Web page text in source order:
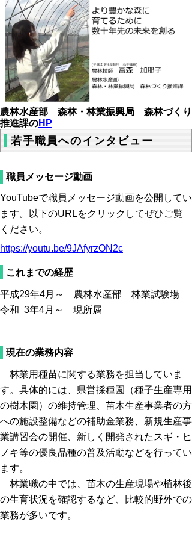
農林水産部 森林・林業振興局 森林づくり
推進課のHP
若手職員へのインタビュー
職員メッセージ動画
YouTubeで職員メッセージ動画を公開してい
ます。以下のURLをクリックしてぜひご覧
ください。
https://youtu.be/9JAfyrzON2c
これまでの経歴
平成29年4月～ 農林水産部 林業試験場
令和 3年4月～ 現所属
現在の業務内容
林業用種苗に関する業務を担当していま
す。具体的には、県営採種園（種子生産専用
の樹木園）の維持管理、苗木生産事業者の方
への施設整備などの補助金業務、新規生産事
業講習会の開催、新しく開発されたスギ・ヒ
ノキ等の優良品種の普及活動などを行ってい
ます。
林業職の中では、苗木の生産現場や植林後
の生育状況を確認するなど、比較的野外での
業務が多いです。